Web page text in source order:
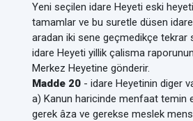
Yeni seçilen idare Heyeti eski
tamamlar ve bu suretle düsen
aradan iki sene geçmedikçe tekrar
idare Heyeti yillik çalisma
Merkez Heyetine gönderir.
Madde 20 - idare Heyetinin diger
a) Kanun haricinde menfaat temin
gerek âza ve gerekse meslek